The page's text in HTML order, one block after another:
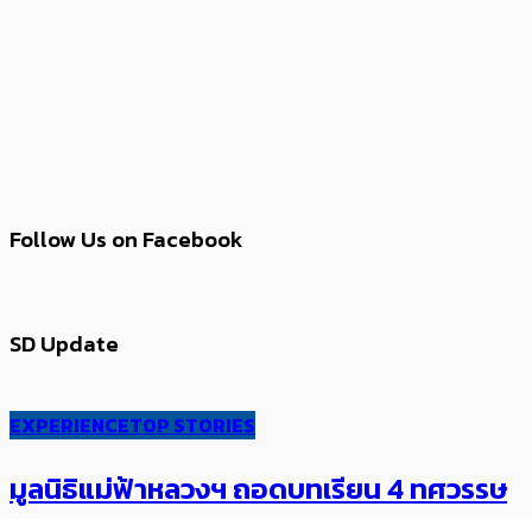
Follow Us on Facebook
SD Update
EXPERIENCETOP STORIES
มูลนิธิแม่ฟ้าหลวงฯ ถอดบทเรียน 4 ทศวรรษ